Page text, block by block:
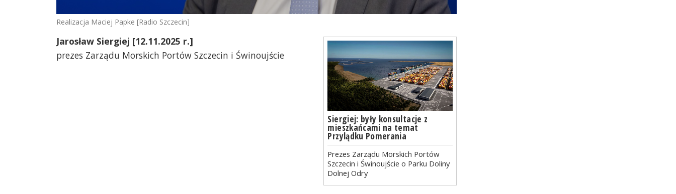
Realizacja Maciej Papke [Radio Szczecin]
Siergiej: były konsultacje z
mieszkańcami na temat
Przylądku Pomerania
Prezes Zarządu Morskich Portów
Szczecin i Świnoujście o Parku Doliny
Dolnej Odry
Jarosław Siergiej [12.11.2025 r.]
prezes Zarządu Morskich Portów Szczecin i Świnoujście